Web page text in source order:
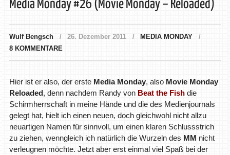
Media Monday #26 (Movie Monday – Reloaded)
Wulf Bengsch 26. Dezember 2011
MEDIA MONDAY
8 KOMMENTARE
Hier ist er also, der erste Media Monday, also Movie Monday
Reloaded, denn nachdem Randy von Beat the Fishdie
Schirmherrschaft in meine Hände und die des Medienjournals
gelegt hat, hielt ich einen neuen, doch gleichwohl nicht allzu
neuartigen Namen für sinnvoll, um einen klaren Schlussstrich
zu ziehen, wenngleich ich natürlich die Wurzeln des MM nicht
verleugnen möchte. Jetzt aber erst einmal viel Spaß bei der